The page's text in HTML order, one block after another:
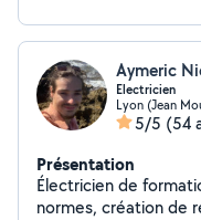
Aymeric
Electricien
Lyon (Jean
5/5 (54
Présentation
Électricien de
normes, création de